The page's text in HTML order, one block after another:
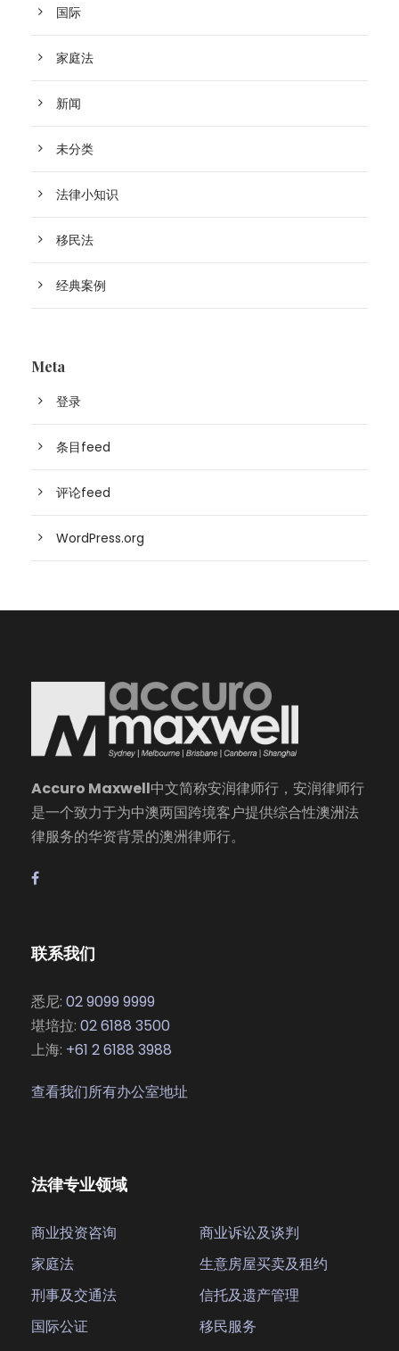
国际
家庭法
新闻
未分类
法律小知识
移民法
经典案例
Meta
登录
条目feed
评论feed
WordPress.org
Accuro Maxwell中文简称安润律师行，安润律师行
是一个致力于为中澳两国跨境客户提供综合性澳洲法
律服务的华资背景的澳洲律师行。
联系我们
悉尼: 02 9099 9999
堪培拉: 02 6188 3500
上海: +61 2 6188 3988
查看我们所有办公室地址
法律专业领域
商业投资咨询
商业诉讼及谈判
家庭法
生意房屋买卖及租约
刑事及交通法
信托及遗产管理
国际公证
移民服务